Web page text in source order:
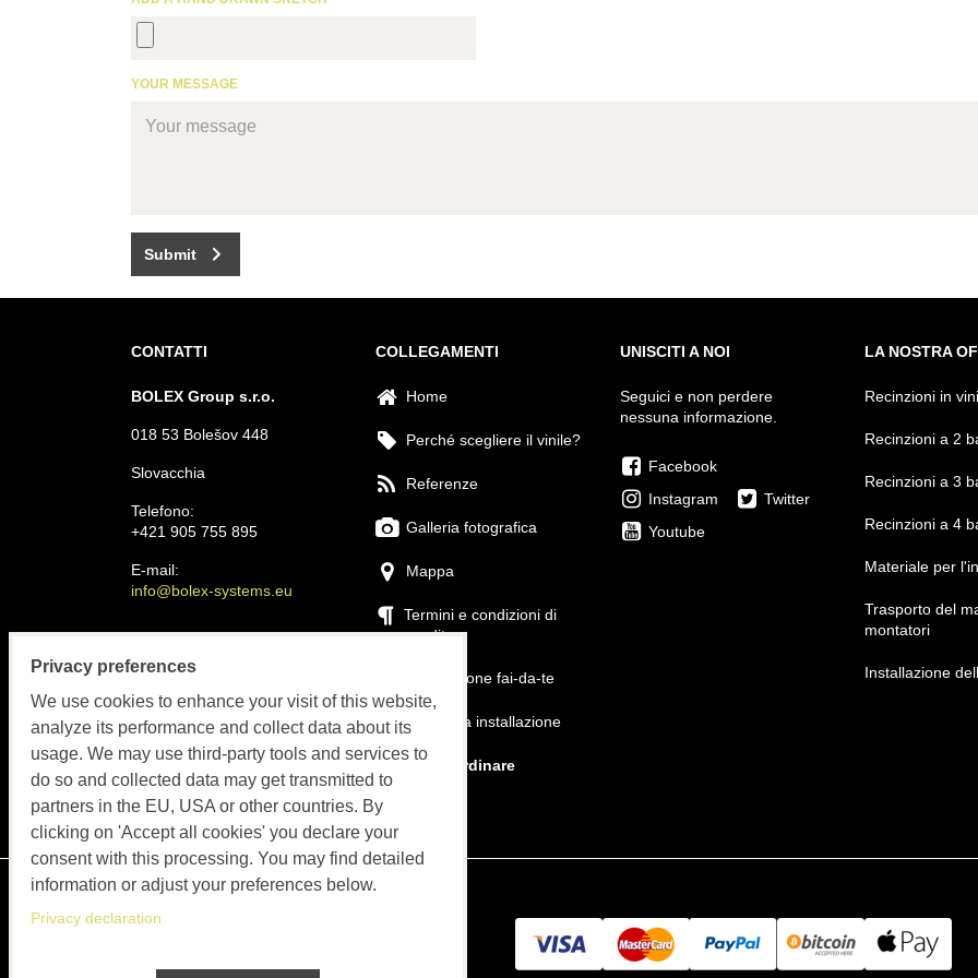
YOUR MESSAGE
Submit
CONTATTI
BOLEX Group s.r.o.
018 53 Bolešov 448
Slovacchia
Telefono:
+421 905 755 895
E-mail:
info@bolex-systems.eu
Orari di apertura
Ordini, fatturazione,
assistenza
LUN-VEN 8:00 - 15:30
COLLEGAMENTI
Home
Perché scegliere il vinile?
Referenze
Galleria fotografica
Mappa
Termini e condizioni di
vendita
Installazione fai-da-te
La nostra installazione
Come ordinare
UNISCITI A NOI
Seguici e non perdere
nessuna informazione.
Facebook
Instagram
Twitter
Youtube
LA NOSTRA
Recinzioni in
Recinzioni a 2
Recinzioni a 3
Recinzioni a 4
Materiale per
Trasporto del
montatori
Installazione
Privacy preferences
We use cookies to enhance your visit of this website,
analyze its performance and collect data about its
usage. We may use third-party tools and services to
do so and collected data may get transmitted to
partners in the EU, USA or other countries. By
clicking on 'Accept all cookies' you declare your
consent with this processing. You may find detailed
information or adjust your preferences below.
Privacy declaration